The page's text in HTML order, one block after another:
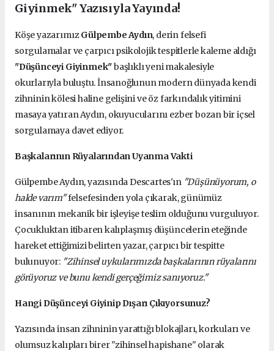
Giyinmek" Yazısıyla Yayında!
Köşe yazarımızGülpembe Aydın, derin felsefi
sorgulamalar ve çarpıcı psikolojik tespitlerle kaleme aldığı
"Düşünceyi Giyinmek"başlıklı yeni makalesiyle
okurlarıyla buluştu. İnsanoğlunun modern dünyada kendi
zihninin kölesi haline gelişini ve öz farkındalık yitimini
masaya yatıran Aydın, okuyucularını ezber bozan bir içsel
sorgulamaya davet ediyor.
Başkalarının Rüyalarından Uyanma Vakti
Gülpembe Aydın, yazısında Descartes'ın "Düşünüyorum, o
halde varım"felsefesinden yola çıkarak, günümüz
insanının mekanik bir işleyişe teslim olduğunu vurguluyor.
Çocukluktan itibaren kalıplaşmış düşüncelerin eteğinde
hareket ettiğimizi belirten yazar, çarpıcı bir tespitte
bulunuyor: "Zihinsel uykularımızda başkalarının rüyalarını
görüyoruz ve bunu kendi gerçeğimiz sanıyoruz."
Hangi Düşünceyi Giyinip Dışarı Çıkıyorsunuz?
Yazısında insan zihninin yarattığı blokajları, korkuları ve
olumsuz kalıpları birer "zihinsel hapishane" olarak